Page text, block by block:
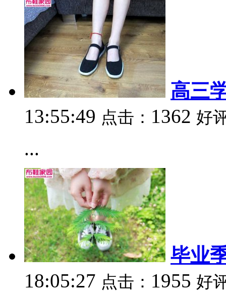
高三
13:55:49 点击： 1362 好
...
毕业
18:05:27 点击： 1955 好